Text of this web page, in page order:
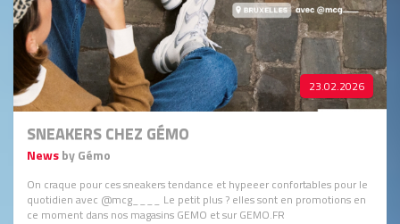
23.02.2026
SNEAKERS CHEZ GÉMO
Newsby Gémo
On craque pour ces sneakers tendance et hypeeer confortables pour le
quotidien avec @mcg____ Le petit plus ? elles sont en promotions en
ce moment dans nos magasins GEMO et sur GEMO.FR